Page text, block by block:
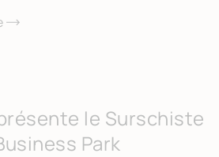
le Surschiste
Park